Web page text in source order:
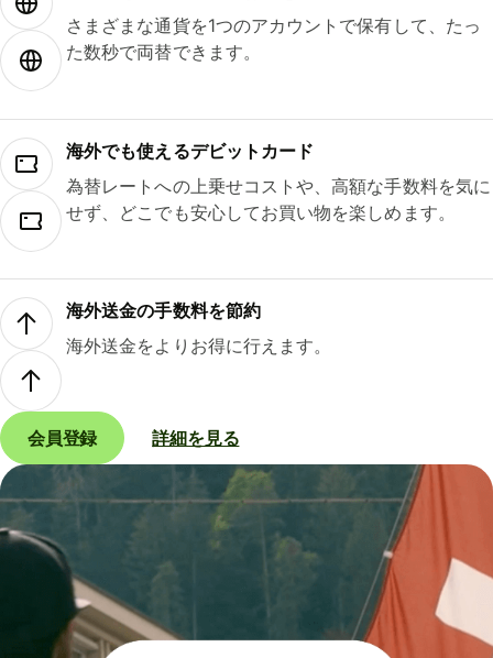
さまざまな通貨を1つのアカウントで保有して、たっ
た数秒で両替できます。
海外でも使えるデビットカード
為替レートへの上乗せコストや、高額な手数料を気に
せず、どこでも安心してお買い物を楽しめます。
海外送金の手数料を節約
海外送金をよりお得に行えます。
会員登録 詳細を見る